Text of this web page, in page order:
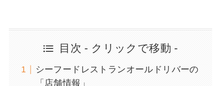
目次 - クリックで移動 -
シーフードレストランオールドリバーの
「店舗情報」